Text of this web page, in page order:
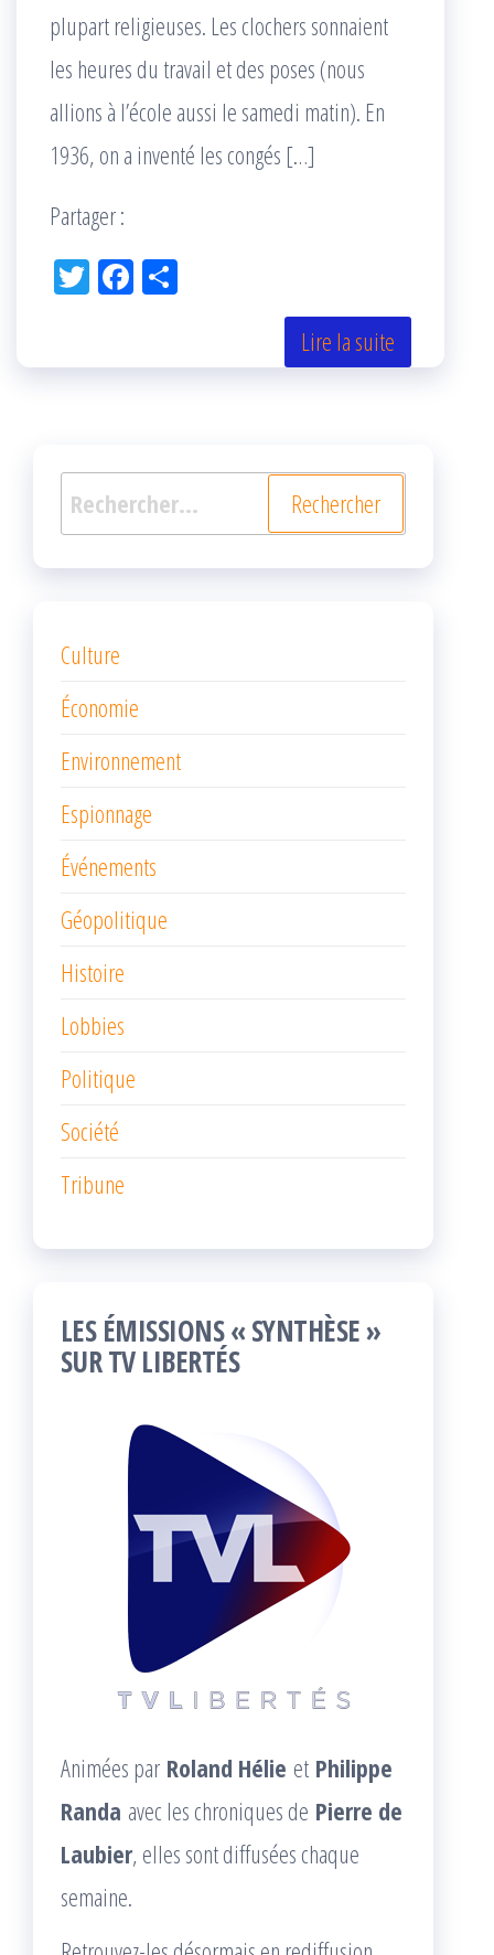
plupart religieuses. Les clochers sonnaient
les heures du travail et des poses (nous
allions à l’école aussi le samedi matin). En
1936, on a inventé les congés […]
Partager :
Tw Fac
k r
Lire la suite
Rechercher :
Culture
Économie
Environnement
Espionnage
Événements
Géopolitique
Histoire
Lobbies
Politique
Société
Tribune
LES ÉMISSIONS « SYNTHÈSE »
SUR TV LIBERTÉS
Animées par Roland Hélie et Philippe
Randa avec les chroniques de Pierre de
Laubier, elles sont diffusées chaque
semaine.